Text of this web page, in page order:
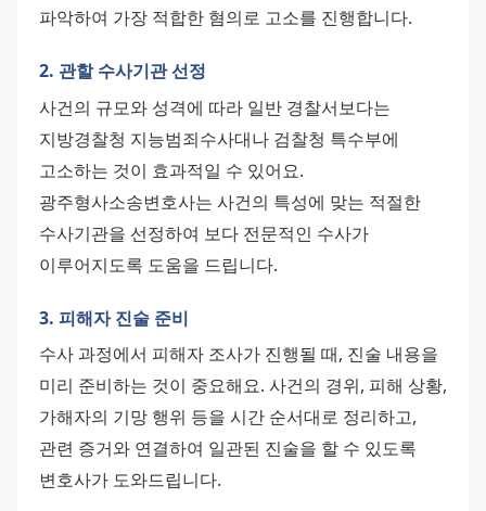
파악하여 가장 적합한 혐의로 고소를 진행합니다.
2. 관할 수사기관 선정
사건의 규모와 성격에 따라 일반 경찰서보다는
지방경찰청 지능범죄수사대나 검찰청 특수부에
고소하는 것이 효과적일 수 있어요.
광주형사소송변호사는 사건의 특성에 맞는 적절한
수사기관을 선정하여 보다 전문적인 수사가
이루어지도록 도움을 드립니다.
3. 피해자 진술 준비
수사 과정에서 피해자 조사가 진행될 때, 진술 내용을
미리 준비하는 것이 중요해요. 사건의 경위, 피해 상황,
가해자의 기망 행위 등을 시간 순서대로 정리하고,
관련 증거와 연결하여 일관된 진술을 할 수 있도록
변호사가 도와드립니다.